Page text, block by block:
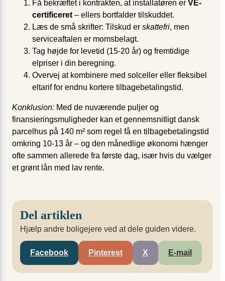
Få bekræftet i kontrakten, at installatøren er VE-
certificeret – ellers bortfalder tilskuddet.
Læs de små skrifter: Tilskud er skattefri, men
serviceaftalen er momsbelagt.
Tag højde for levetid (15-20 år) og fremtidige
elpriser i din beregning.
Overvej at kombinere med solceller eller fleksibel
eltarif for endnu kortere tilbagebetalingstid.
Konklusion: Med de nuværende puljer og
finansieringsmuligheder kan et gennemsnitligt dansk
parcelhus på 140 m² som regel få en tilbagebetalingstid
omkring 10-13 år – og den månedlige økonomi hænger
ofte sammen allerede fra første dag, især hvis du vælger
et grønt lån med lav rente.
Del artiklen
Hjælp andre boligejere ved at dele guiden videre.
Facebook Pinterest X E-mail